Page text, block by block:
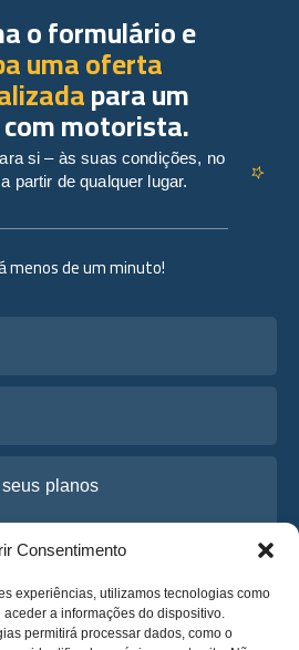
Consentimento
experiências, utilizamos tecnologias como
a informações do dispositivo.
permitirá processar dados, como o
menos de um minuto!
o formulário e
uma oferta
para um
motorista.
si – às suas condições, no
partir de qualquer lugar.